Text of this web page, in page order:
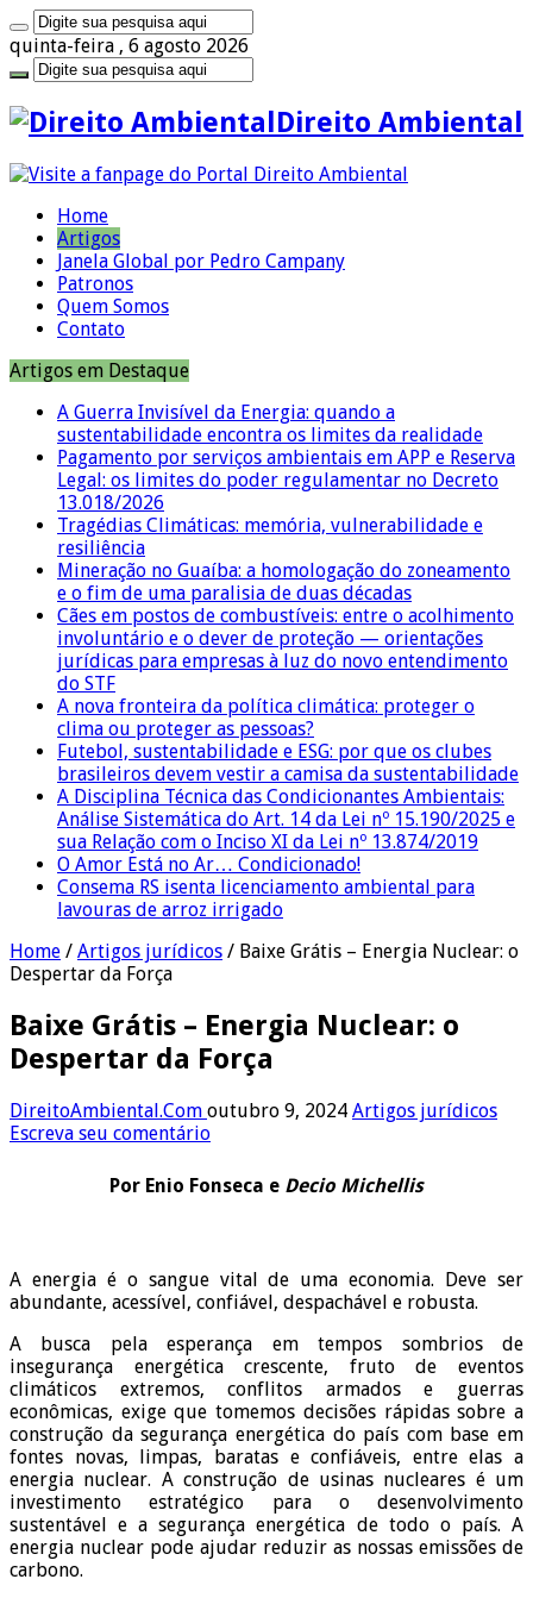
quinta-feira , 6 agosto 2026
Direito Ambiental
Home
Artigos
Janela Global por Pedro Campany
Patronos
Quem Somos
Contato
Artigos em Destaque
A Guerra Invisível da Energia: quando a
sustentabilidade encontra os limites da realidade
Pagamento por serviços ambientais em APP e Reserva
Legal: os limites do poder regulamentar no Decreto
13.018/2026
Tragédias Climáticas: memória, vulnerabilidade e
resiliência
Mineração no Guaíba: a homologação do zoneamento
e o fim de uma paralisia de duas décadas
Cães em postos de combustíveis: entre o acolhimento
involuntário e o dever de proteção — orientações
jurídicas para empresas à luz do novo entendimento
do STF
A nova fronteira da política climática: proteger o
clima ou proteger as pessoas?
Futebol, sustentabilidade e ESG: por que os clubes
brasileiros devem vestir a camisa da sustentabilidade
A Disciplina Técnica das Condicionantes Ambientais:
Análise Sistemática do Art. 14 da Lei nº 15.190/2025 e
sua Relação com o Inciso XI da Lei nº 13.874/2019
O Amor Está no Ar… Condicionado!
Consema RS isenta licenciamento ambiental para
lavouras de arroz irrigado
Home / Artigos jurídicos / Baixe Grátis – Energia Nuclear: o
Despertar da Força
Baixe Grátis – Energia Nuclear: o
Despertar da Força
DireitoAmbiental.Com outubro 9, 2024 Artigos jurídicos
Escreva seu comentário
Por Enio Fonseca e Decio Michellis
A energia é o sangue vital de uma economia. Deve ser
abundante, acessível, confiável, despachável e robusta.
A busca pela esperança em tempos sombrios de
insegurança energética crescente, fruto de eventos
climáticos extremos, conflitos armados e guerras
econômicas, exige que tomemos decisões rápidas sobre a
construção da segurança energética do país com base em
fontes novas, limpas, baratas e confiáveis, entre elas a
energia nuclear. A construção de usinas nucleares é um
investimento estratégico para o desenvolvimento
sustentável e a segurança energética de todo o país. A
energia nuclear pode ajudar reduzir as nossas emissões de
carbono.